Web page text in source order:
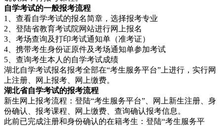
自学考试的一般报考流程
1、查看自学考试的报名简章，选择报考专业
2、登陆省教育考试院网站进行网上报名
3、考场查询及打印考试通知单（准考证）
4、携带考生身份证原件及考场通知单参加考试
5、查询考生本人的自学考试成绩
湖北自学考试报名报考全部在“考生服务平台”上进行，实行网
上注册、网上报考、网上缴费。
湖北省自学考试的报考流程
新生网上报考流程：登陆“考生服务平台”、网上新生注册、身
份确认、报考课程、网上缴费、查询确认报考信息。
此前已完成注册和身份确认的在籍考生：登陆“考生服务平